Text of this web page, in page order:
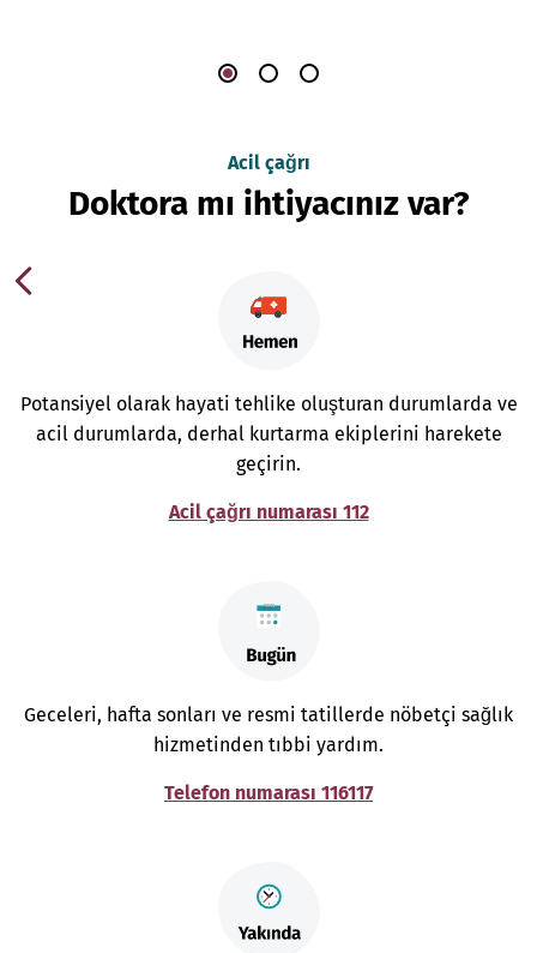
Acil çağrı
Doktora mı ihtiyacınız var?
Potansiyel olarak hayati tehlike oluşturan durumlarda ve
acil durumlarda, derhal kurtarma ekiplerini harekete
geçirin.
Acil çağrı numarası 112
Geceleri, hafta sonları ve resmi tatillerde nöbetçi sağlık
hizmetinden tıbbi yardım.
Telefon numarası 116117